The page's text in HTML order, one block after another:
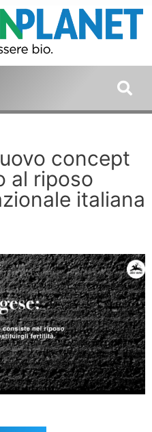
concept
al riposo
italiana